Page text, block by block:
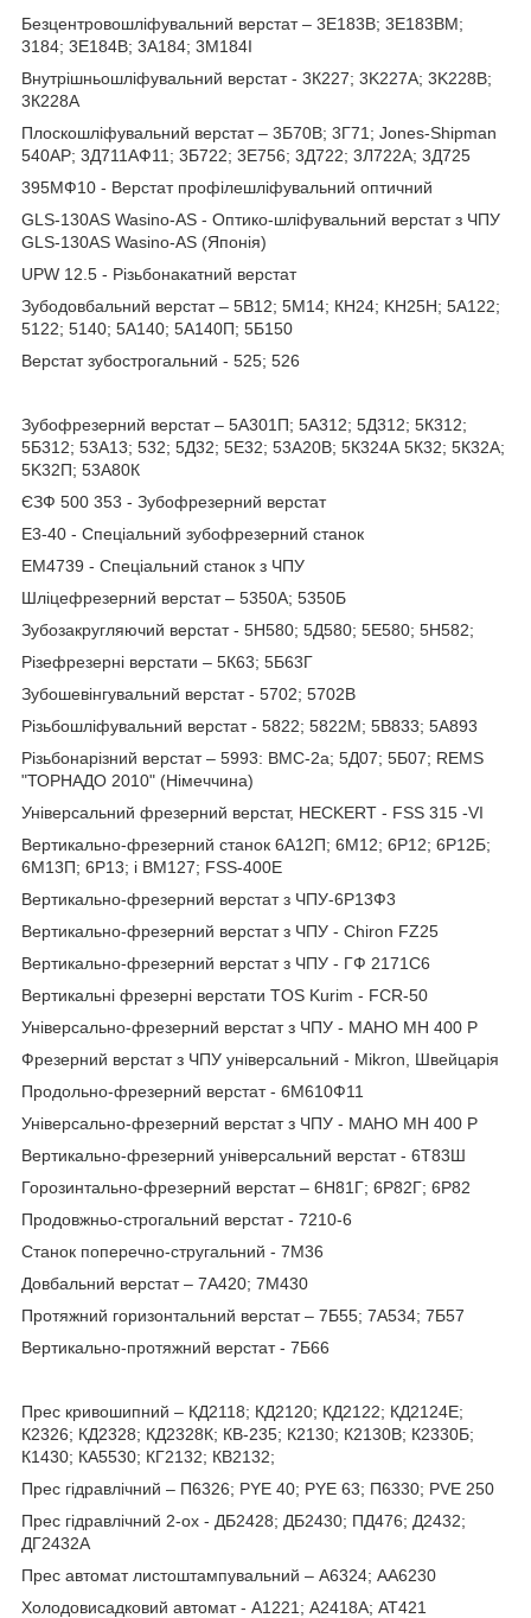
Безцентровошліфувальний верстат – 3Е183В; 3Е183ВМ;
3184; 3Е184В; 3А184; 3М184І
Внутрішньошліфувальний верстат - 3К227; 3K227A; 3K228B;
3К228А
Плоскошліфувальний верстат – 3Б70В; 3Г71; Jones-Shipman
540AP; 3Д711АФ11; 3Б722; 3Е756; 3Д722; 3Л722А; 3Д725
395МФ10 - Верстат профілешліфувальний оптичний
GLS-130AS Wasino-AS - Оптико-шліфувальний верстат з ЧПУ
GLS-130AS Wasino-AS (Японія)
UPW 12.5 - Різьбонакатний верстат
Зубодовбальний верстат – 5В12; 5М14; КН24; KH25H; 5А122;
5122; 5140; 5A140; 5А140П; 5Б150
Верстат зубострогальний - 525; 526
Зубофрезерний верстат – 5A301П; 5А312; 5Д312; 5К312;
5Б312; 53А13; 532; 5Д32; 5Е32; 53A20B; 5К324А 5К32; 5К32А;
5K32П; 53А80К
ЄЗФ 500 353 - Зубофрезерний верстат
Е3-40 - Спеціальний зубофрезерний станок
ЕМ4739 - Спеціальний станок з ЧПУ
Шліцефрезерний верстат – 5350А; 5350Б
Зубозакругляючий верстат - 5H580; 5Д580; 5Е580; 5H582;
Різефрезерні верстати – 5К63; 5Б63Г
Зубошевiнгувальний верстат - 5702; 5702B
Різьбошліфувальний верстат - 5822; 5822М; 5B833; 5A893
Різьбонарізний верстат – 5993: ВМС-2а; 5Д07; 5Б07; REMS
"ТОРНАДО 2010" (Німеччина)
Універсальний фрезерний верстат, HECKERT - FSS 315 -VI
Вертикально-фрезерний станок 6А12П; 6М12; 6Р12; 6Р12Б;
6М13П; 6Р13; і ВМ127; FSS-400Е
Вертикально-фрезерний верстат з ЧПУ-6Р13Ф3
Вертикально-фрезерний верстат з ЧПУ - Chiron FZ25
Вертикально-фрезерний верстат з ЧПУ - ГФ 2171С6
Вертикальні фрезерні верстати TOS Kurim - FCR-50
Універсально-фрезерний верстат з ЧПУ - MAHO MH 400 P
Фрезерний верстат з ЧПУ універсальний - Mikron, Швейцарія
Продольно-фрезерний верстат - 6М610Ф11
Універсально-фрезерний верстат з ЧПУ - MAHO MH 400 P
Вертикально-фрезерний універсальний верстат - 6Т83Ш
Горозинтально-фрезерний верстат – 6Н81Г; 6Р82Г; 6Р82
Продовжньо-строгальний верстат - 7210-6
Станок поперечно-стругальний - 7M36
Довбальний верстат – 7А420; 7М430
Протяжний горизонтальний верстат – 7Б55; 7А534; 7Б57
Вертикально-протяжний верстат - 7Б66
Прес кривошипний – КД2118; КД2120; КД2122; КД2124Е;
К2326; КД2328; КД2328К; КВ-235; К2130; К2130В; К2330Б;
К1430; КА5530; КГ2132; КВ2132;
Прес гідравлічний – П6326; PYE 40; PYE 63; П6330; PVE 250
Прес гідравлічний 2-ох - ДБ2428; ДБ2430; ПД476; Д2432;
ДГ2432А
Прес автомат листоштампувальний – А6324; АА6230
Холодовисадковий автомат - А1221; А2418А; АТ421